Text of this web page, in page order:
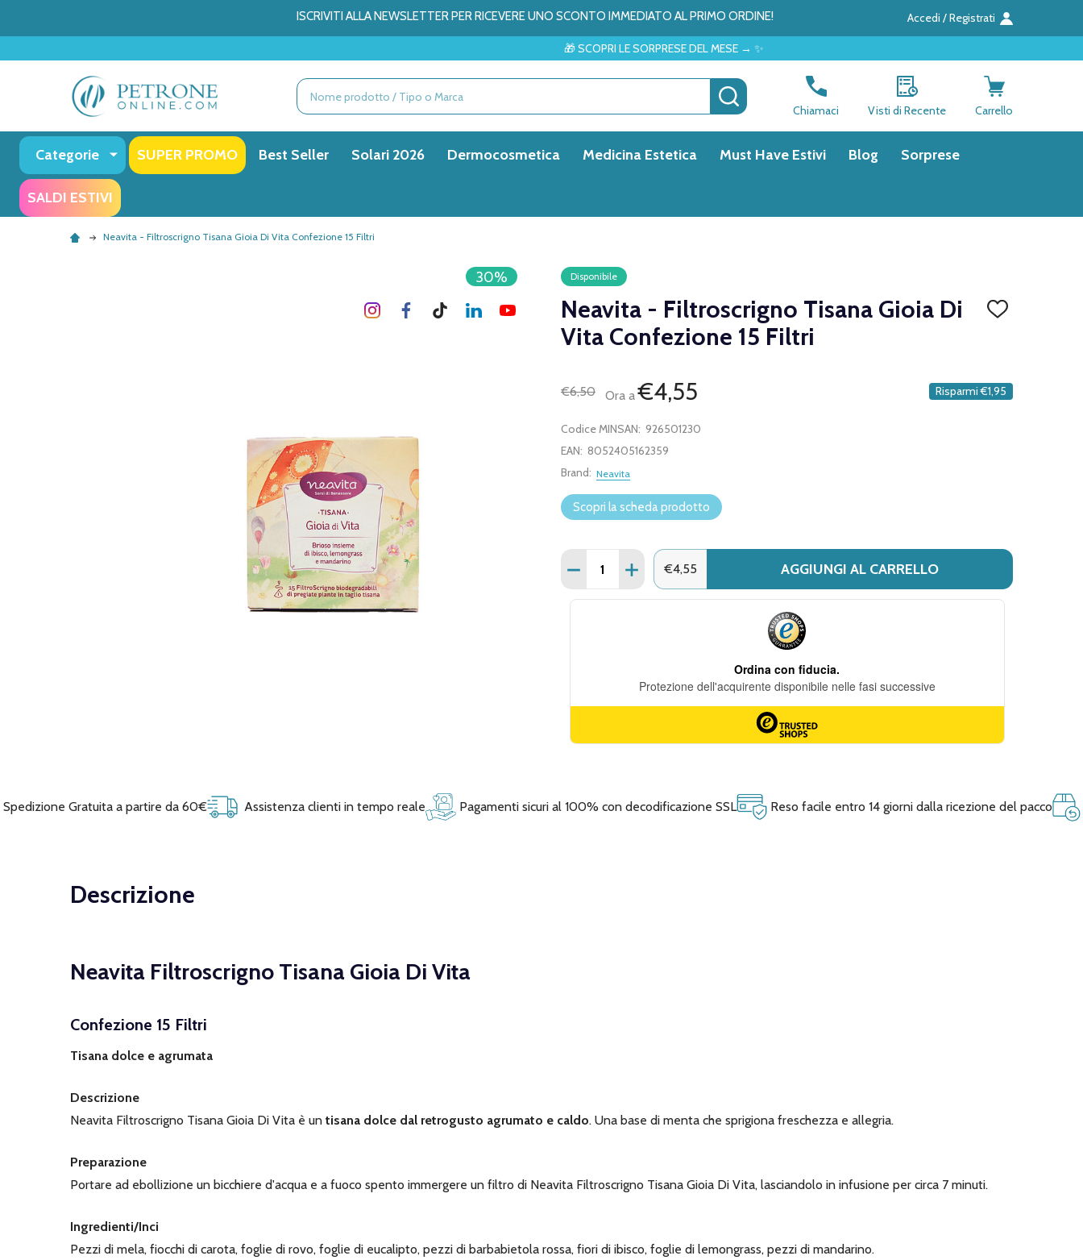
ISCRIVITI ALLA NEWSLETTER PER RICEVERE UNO SCONTO IMMEDIATO AL PRIMO ORDINE! Accedi / Registrati
🎁 SCOPRI LE SORPRESE DEL MESE → ✨
Ricerca CERCA
Chiamaci Visti di Recente Carrello
Categorie SUPER PROMO Best Seller Solari 2026 Dermocosmetica Medicina Estetica Must Have Estivi Blog Sorprese
SALDI ESTIVI
Neavita - Filtroscrigno Tisana Gioia Di Vita Confezione 15 Filtri
Disponibile
Neavita - Filtroscrigno Tisana Gioia Di
Vita Confezione 15 Filtri
AGGIUNGI
€6,50
Ora a€4,55 Risparmi €1,95
30%
Codice MINSAN: 926501230
EAN: 8052405162359
Brand: Neavita
Scopri la scheda prodotto
Quantità:
DIMINUISCI QUANTITÀ DI NEAVITA - FILTROSCRIGNO TISANA GIOIA DI VITA
AUMENTA QUANTITÀ DI NEAVITA - FILTROSCRIGNO TISANA GIOIA DI VITA
€4,55 AGGIUNGI AL CARRELLO
Spedizione Gratuita a partire da 60€ Assistenza clienti in tempo reale Pagamenti sicuri al 100% con decodificazione SSL Reso facile entro 14 giorni dalla ricezione del pacco
Descrizione
Neavita Filtroscrigno Tisana Gioia Di Vita
Confezione 15 Filtri
Tisana dolce e agrumata
Descrizione
Neavita Filtroscrigno Tisana Gioia Di Vita è un tisana dolce dal retrogusto agrumato e caldo. Una base di menta che sprigiona freschezza e allegria.
Preparazione
Portare ad ebollizione un bicchiere d'acqua e a fuoco spento immergere un filtro di Neavita Filtroscrigno Tisana Gioia Di Vita, lasciandolo in infusione per circa 7 minuti.
Ingredienti/Inci
Pezzi di mela, fiocchi di carota, foglie di rovo, foglie di eucalipto, pezzi di barbabietola rossa, fiori di ibisco, foglie di lemongrass, pezzi di mandarino.